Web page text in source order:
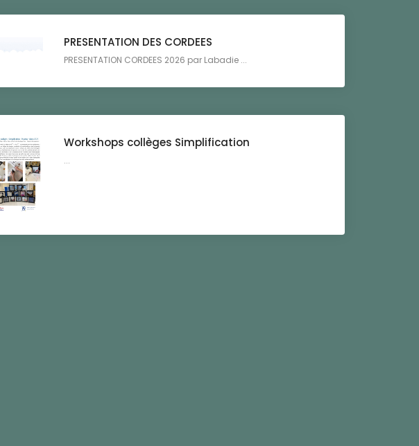
PRESENTATION DES CORDEES
PRESENTATION CORDEES 2026 par Labadie ...
Workshops collèges Simplification
...